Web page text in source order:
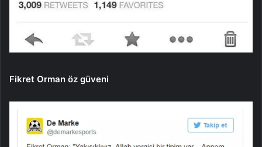
Fikret Orman öz güveni